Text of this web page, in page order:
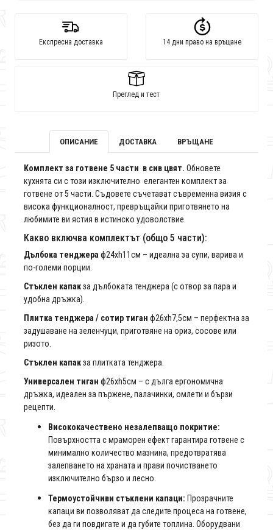
Експресна доставка 14 дни право на връщане
Преглед и тест
ОПИСАНИЕ ДОСТАВКА ВРЪЩАНЕ
Комплект за готвене 5 части в сив цвят. Обновете
кухнята си с този изключително елегантен комплект за
готвене от 5 части. Съдовете съчетават съвременна визия с
висока функционалност, превръщайки приготвянето на
любимите ви ястия в истинско удоволствие.
Какво включва комплектът (общо 5 части):
Дълбока тенджера ф24xh11см – идеална за супи, варива и
по-големи порции.
Стъклен капакза дълбоката тенджера (с отвор за пара и
удобна дръжка).
Плитка тенджера / сотир тиган ф26xh7,5см – перфектна за
задушаване на зеленчуци, приготвяне на ориз, сосове или
ризото.
Стъклен капакза плитката тенджера.
Универсален тиган ф26xh5см – с дълга ергономична
дръжка, идеален за пържене, палачинки, омлети и бързи
рецепти.
Висококачествено незалепващо покритие:
Повърхността с мраморен ефект гарантира готвене с
минимално количество мазнина, предотвратява
залепването на храната и прави почистването
изключително бързо и лесно.
Термоустойчиви стъклени капаци: Прозрачните
капаци ви позволяват да следите процеса на готвене,
без да ги повдигате и да губите топлина. Оборудвани